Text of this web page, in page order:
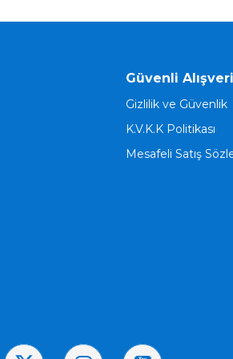
Güvenli
Gizlilik ve Güvenlik
K.V.K.K Politikası
Mesafeli Satış